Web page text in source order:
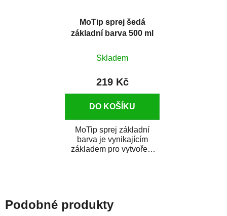
MoTip sprej šedá
základní barva 500 ml
Skladem
219 Kč
DO KOŠÍKU
MoTip sprej základní
barva je vynikajícím
základem pro vytvoření
Podobné produkty